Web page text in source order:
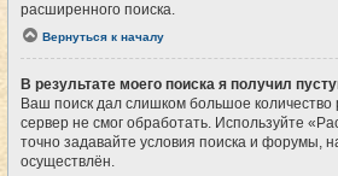
расширенного поиска.
Вернуться к началу
В результате моего поиска я получил
Ваш поиск дал слишком большое количество
сервер не смог обработать. Используйте
точно задавайте условия поиска и форумы,
осуществлён.